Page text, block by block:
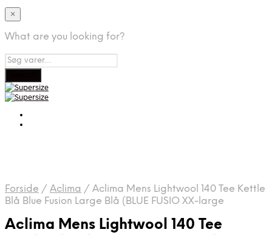
×
What are you looking for?
Forside / Aclima / Aclima Mens Lightwool 140 Tee Kettle
Blå Blue Fusion Large Blå (BLUE FUSIO XX-large
Aclima Mens Lightwool 140 Tee